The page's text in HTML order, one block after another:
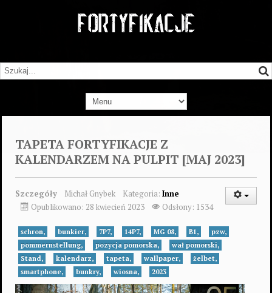
TAPETA FORTYFIKACJE Z
KALENDARZEM NA PULPIT [MAJ 2023]
Szczegóły Michał Gnybek Kategoria: Inne
Opublikowano: 28 kwiecień 2023
Odsłony: 1534
schron, bunkier, 7P7, 14P7, MG 08, B1,
pzw,
pommernstellung,
pozycja pomorska,
wał pomorski,
Stand,
kalendarz, tapeta, wallpaper,
żelbet,
smartphone,
bunkry, wiosna, 2023